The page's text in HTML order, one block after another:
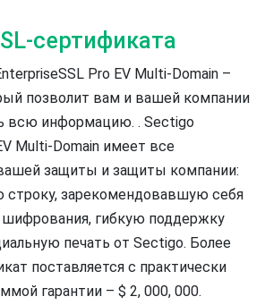
сертификата
Pro EV Multi-Domain –
позволит вам и вашей компании
всю информацию. . Sectigo
Multi-Domain имеет все
защиты и защиты компании:
строку, зарекомендовавшую себя
гибкую поддержку
печать от Sectigo. Более
поставляется с практически
гарантии – $ 2, 000, 000.